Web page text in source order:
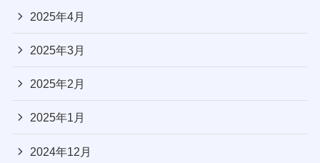
2025年4月
2025年3月
2025年2月
2025年1月
2024年12月